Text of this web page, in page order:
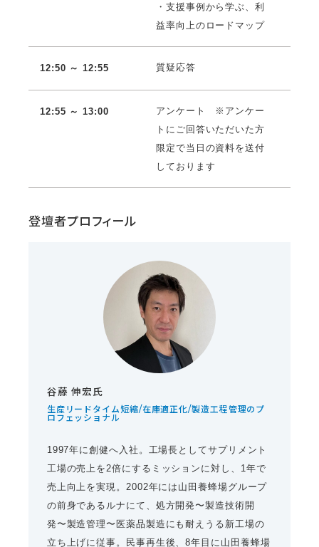
・支援事例から学ぶ、利
益率向上のロードマップ
12:50 ～ 12:55 質疑応答
12:55 ～ 13:00
アンケート ※アンケー
トにご回答いただいた方
限定で当日の資料を送付
しております
登壇者プロフィール
谷藤 伸宏氏
生産リードタイム短縮/在庫適正化/製造工程管理のプ
ロフェッショナル
1997年に創健へ入社。工場長としてサプリメント
工場の売上を2倍にするミッションに対し、1年で
売上向上を実現。2002年には山田養蜂場グループ
の前身であるルナにて、処方開発〜製造技術開
発〜製造管理〜医薬品製造にも耐えうる新工場の
立ち上げに従事。民事再生後、8年目に山田養蜂場